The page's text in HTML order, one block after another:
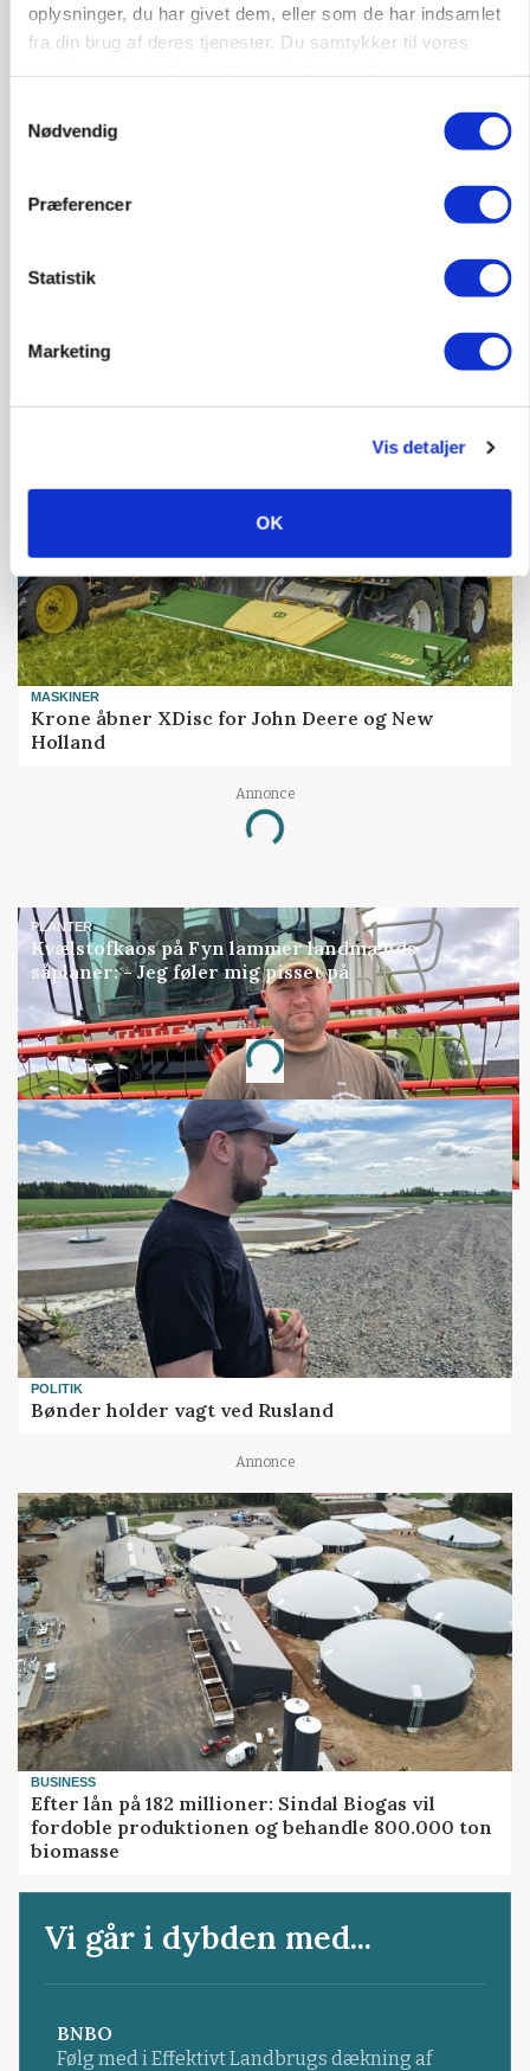
oplysninger, du har givet dem, eller som de har indsamlet
fra din brug af deres tjenester. Du samtykker til vores
Nødvendig
Præferencer
Statistik
Marketing
Vis detaljer
OK
største producenter sender nu grisene til
Danish Crown
MASKINER
Krone åbner XDisc for John Deere og New
Holland
Annonce
Loading...
PLANTER
Kvælstofkaos på Fyn lammer landmænds
såplaner: - Jeg føler mig pisset på
Annonce
Loading...
POLITIK
Bønder holder vagt ved Rusland
Annonce
BUSINESS
Efter lån på 182 millioner: Sindal Biogas vil
fordoble produktionen og behandle 800.000 ton
biomasse
Vi går i dybden med...
BNBO
Følg med i Effektivt Landbrugs dækning af